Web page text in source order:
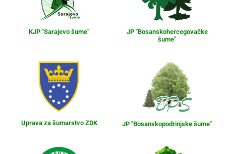
KJP "Sarajevo šume"
JP "Bosanskohercegovačke
šume"
Uprava za šumarstvo ZDK JP "Bosanskopodrinjske šume"